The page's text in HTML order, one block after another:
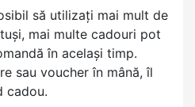
să utilizați mai mult de
mai multe cadouri pot
în același timp.
sau voucher în mână, îl
cadou.